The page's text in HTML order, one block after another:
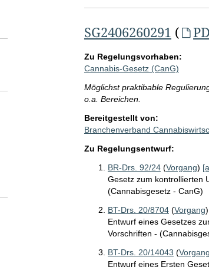
SG2406260291 (
Zu Regelungsvorhaben:
Cannabis-Gesetz (CanG)
Möglichst praktibable
o.a. Bereichen.
Bereitgestellt von:
Branchenverband
Zu Regelungsentwurf:
BR-Drs. 92/24(Vorgang)
Gesetz zum kontrollierten
(Cannabisgesetz - CanG)
BT-Drs. 20/8704(Vorgang)
Entwurf eines Gesetzes
Vorschriften -
BT-Drs. 20/14043 (Vorgang
Entwurf eines Ersten